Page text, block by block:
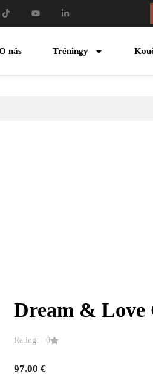
nás Tréningy
Dream & Love
Rating: 0
97.00 €